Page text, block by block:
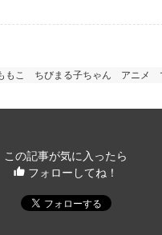
もこ ちびまる子ちゃん アニメ
この記事が気に入ったら
フォローしてね！